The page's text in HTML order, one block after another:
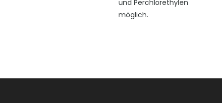
und Perchlorethylen
möglich.